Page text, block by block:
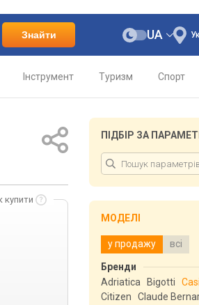
Знайти UA
Інструмент Туризм Спорт
купити
ПІДБІР ЗА
МОДЕЛІ
у продажу всі
Бренди
Adriatica
Bigotti
Citizen
Claude